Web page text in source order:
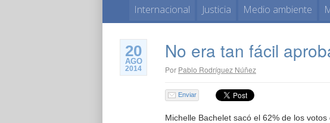
Internacional
Justicia Medio ambiente
20
AGO
2014
No era tan fácil
Por Pablo Rodríguez Núñez
Enviar
Michelle Bachelet sacó el 62% de los votos